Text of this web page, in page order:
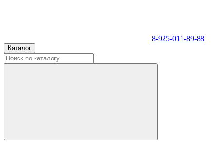
8-925-011-89-88
Каталог